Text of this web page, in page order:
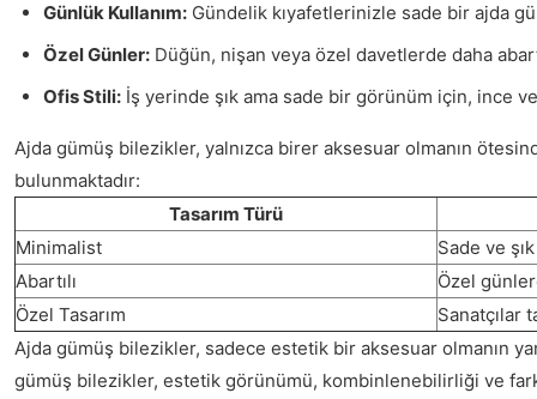
Günlük Kullanım: Gündelik kıyafetlerinizle sade bir ajda
Özel Günler: Düğün, nişan veya özel davetlerde daha
Ofis Stili: İş yerinde şık ama sade bir görünüm için, ince
Ajda gümüş bilezikler, yalnızca birer aksesuar olmanın
bulunmaktadır:
Tasarım Türü
Minimalist
Sade ve
Abartılı
Özel
Özel Tasarım
Sanatçılar
Ajda gümüş bilezikler, sadece estetik bir aksesuar olmanın
gümüş bilezikler, estetik görünümü, kombinlenebilirliği ve